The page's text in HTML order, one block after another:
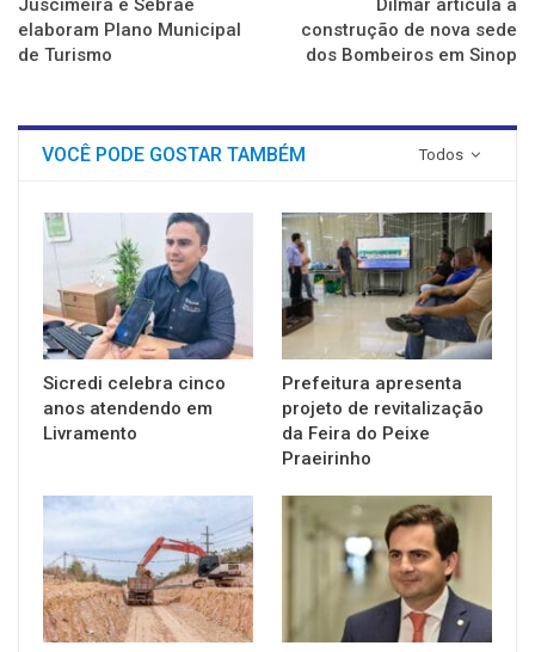
Juscimeira e Sebrae
elaboram Plano Municipal
de Turismo
Dilmar articula a
construção de nova sede
dos Bombeiros em Sinop
Todos
VOCÊ PODE GOSTAR TAMBÉM
Sicredi celebra cinco
anos atendendo em
Livramento
Prefeitura apresenta
projeto de revitalização
da Feira do Peixe
Praeirinho